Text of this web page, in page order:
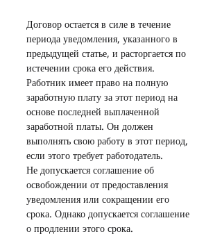
Договор остается в силе в течение
периода уведомления, указанного в
предыдущей статье, и расторгается по
истечении срока его действия.
Работник имеет право на полную
заработную плату за этот период на
основе последней выплаченной
заработной платы. Он должен
выполнять свою работу в этот период,
если этого требует работодатель.
Не допускается соглашение об
освобождении от предоставления
уведомления или сокращении его
срока. Однако допускается соглашение
о продлении этого срока.